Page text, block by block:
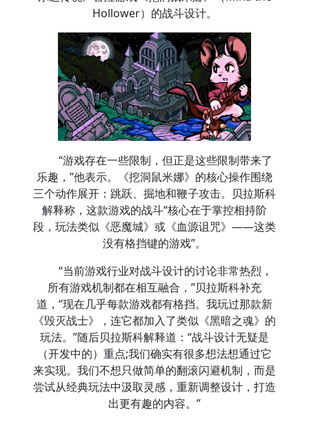
Hollower）的战斗设计。
“游戏存在一些限制，但正是这些限制带来了
乐趣，”他表示。《挖洞鼠米娜》的核心操作围绕
三个动作展开：跳跃、掘地和鞭子攻击。贝拉斯科
解释称，这款游戏的战斗“核心在于掌控相持阶
段，玩法类似《恶魔城》或《血源诅咒》——这类
没有格挡键的游戏”。
“当前游戏行业对战斗设计的讨论非常热烈，
所有游戏机制都在相互融合，”贝拉斯科补充
道，“现在几乎每款游戏都有格挡。我玩过那款新
《毁灭战士》，连它都加入了类似《黑暗之魂》的
玩法。”随后贝拉斯科解释道：“战斗设计无疑是
（开发中的）重点;我们确实有很多想法想通过它
来实现。我们不想只做简单的翻滚闪避机制，而是
尝试从经典玩法中汲取灵感，重新调整设计，打造
出更有趣的内容。”